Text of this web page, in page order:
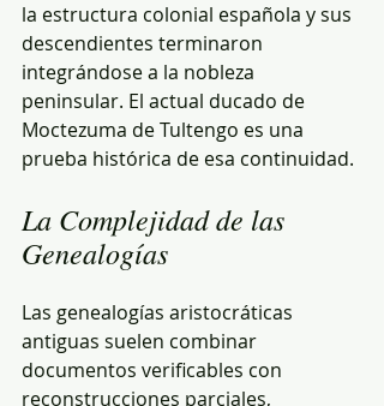
la estructura colonial española y sus
descendientes terminaron
integrándose a la nobleza
peninsular. El actual ducado de
Moctezuma de Tultengo es una
prueba histórica de esa continuidad.
La Complejidad de las
Genealogías
Las genealogías aristocráticas
antiguas suelen combinar
documentos verificables con
reconstrucciones parciales,